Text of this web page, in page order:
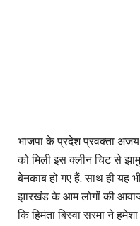
भाजपा के प्रदेश प्रवक्ता अजय
को मिली इस क्लीन चिट से
बेनकाब हो गए हैं. साथ ही यह
झारखंड के आम लोगों की आवाज
कि हिमंता बिस्वा सरमा ने